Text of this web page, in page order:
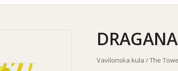
Vavilonska kula / The